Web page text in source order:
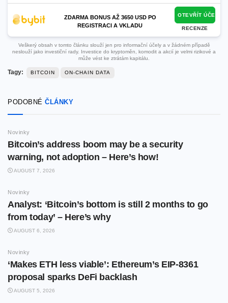
ZDARMA BONUS AŽ 3650 USD PO
REGISTRACI A VKLADU
OTEVŘÍT ÚČET
RECENZE
Veškerý obsah v tomto článku slouží jen pro informační účely a v žádném případě
neslouží jako investiční rady. Investice do kryptoměn, komodit a akcií je velmi rizikové a
může vést ke ztrátám kapitálu.
Tagy: BITCOIN ON-CHAIN DATA
PODOBNÉ ČLÁNKY
Novinky
Bitcoin’s address boom may be a security
warning, not adoption – Here’s how!
AUGUST 7, 2026
Novinky
Analyst: ‘Bitcoin’s bottom is still 2 months to go
from today’ – Here’s why
AUGUST 6, 2026
Novinky
‘Makes ETH less viable’: Ethereum’s EIP-8361
proposal sparks DeFi backlash
AUGUST 5, 2026